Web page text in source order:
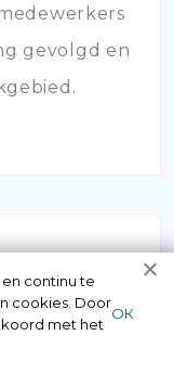
gevolgd en
continu te
cookies. Door
met het
ОК